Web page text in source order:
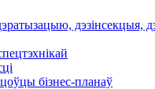
дэзiнсекцыя,
бізнес-планаў